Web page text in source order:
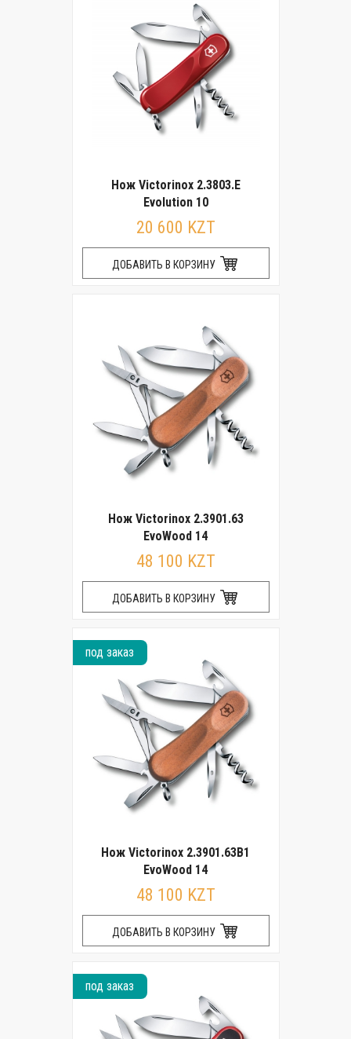
Нож Victorinox 2.3803.E
Evolution 10
20 600 KZT
ДОБАВИТЬ В КОРЗИНУ
Нож Victorinox 2.3901.63
EvoWood 14
48 100 KZT
ДОБАВИТЬ В КОРЗИНУ
под заказ
Нож Victorinox 2.3901.63B1
EvoWood 14
48 100 KZT
ДОБАВИТЬ В КОРЗИНУ
под заказ